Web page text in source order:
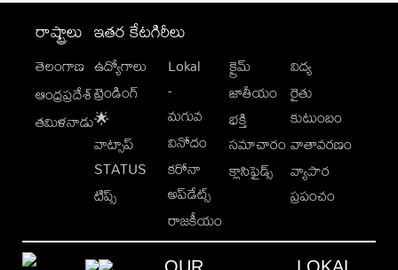
రాష్ట్రాలు
తెలంగాణ
ఆంధ్రప్రదేశ్
తమిళనాడు
ఇతర కేటగిరీలు
ఉద్యోగాలు
ట్రెండింగ్
🌟
వాట్సాప్
STATUS
టిప్స్
Lokal
-
మగువ
వినోదం
కరోనా
అప్‌డేట్స్
రాజకీయం
క్రైమ్
జాతీయం
భక్తి
సమాచారం
క్లాసిఫైడ్స్
విద్య
రైతు
కుటుంబం
వాతావరణం
వ్యాపార
ప్రపంచం